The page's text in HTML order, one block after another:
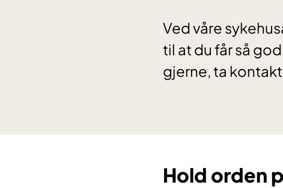
Ved våre
til at du får så
gjerne, ta
Hold orden